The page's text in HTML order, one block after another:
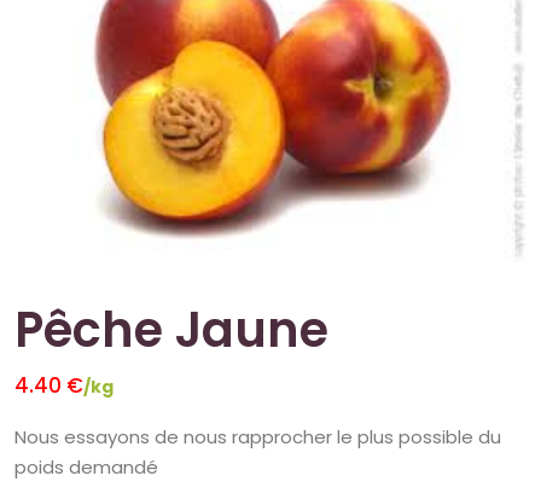
Pêche Jaune
4.40 €/kg
Nous essayons de nous rapprocher le plus possible du
poids demandé